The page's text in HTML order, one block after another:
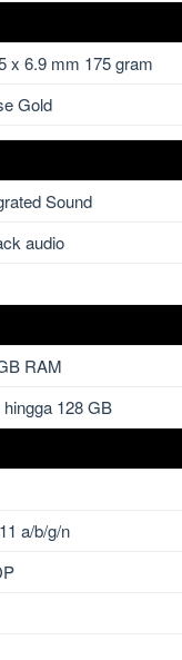
x 6.9 mm 175 gram
Gold
Sound
audio
RAM
128 GB
a/b/g/n